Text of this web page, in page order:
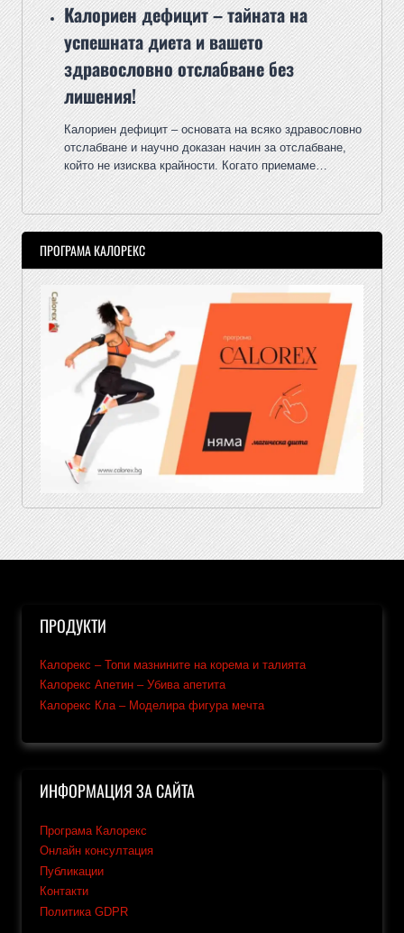
Калориен дефицит – тайната на
успешната диета и вашето
здравословно отслабване без
лишения!
Калориен дефицит – основата на всяко здравословно
отслабване и научно доказан начин за отслабване,
който не изисква крайности. Когато приемаме…
ПРОГРАМА КАЛОРЕКС
ПРОДУКТИ
Калорекс – Топи мазнините на корема и талията
Калорекс Апетин – Убива апетита
Калорекс Кла – Моделира фигура мечта
ИНФОРМАЦИЯ ЗА САЙТА
Програма Калорекс
Онлайн консултация
Публикации
Контакти
Политика GDPR